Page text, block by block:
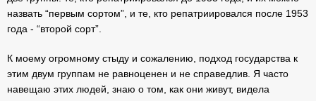
назвать “первым сортом”, и те, кто репатриировался после 1953
года - “второй сорт”.
К моему огромному стыду и сожалению, подход государства к
этим двум группам не равноценен и не справедлив. Я часто
навещаю этих людей, знаю о том, как они живут, видела